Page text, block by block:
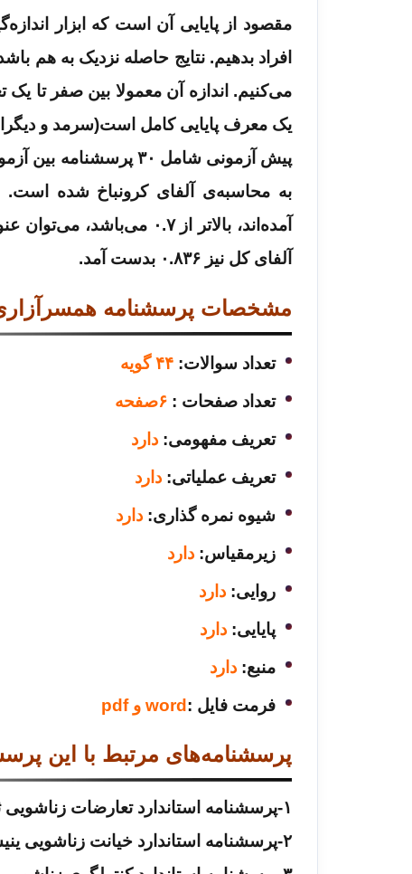
مقصود از پایایی آن است که ابزار
افراد بدهیم. نتایج حاصله نزدیک به هم
می‌کنیم. اندازه آن معمولا بین صفر تا
یک معرف پایایی کامل است(سرمد و دیگران،
پیش آزمونی شامل ۳۰
به محاسبه‌ی آلفای کرونباخ شده
آمده‌اند، بالاتر از ۰.۷ می‌باشد،
می‌توان
آلفای کل نیز ۰.۸۳۶ بدست آمد.
مشخصات پرسشنامه
تعداد سوالات: ۴۴
گویه
تعداد صفحات :۶صفحه
تعریف مفهومی:دارد
تعریف عملیاتی:دارد
شیوه نمره گذاری: دارد
زیرمقیاس:دارد
روایی:دارد
پایایی:دارد
منبع:دارد
فرمت فایل :word و pdf
پرسشنامه‌های مرتبط با این
۱- پرسشنامه استاندارد تعارضات زناشویی
۲- پرسشنامه استاندارد خیانت زناشویی